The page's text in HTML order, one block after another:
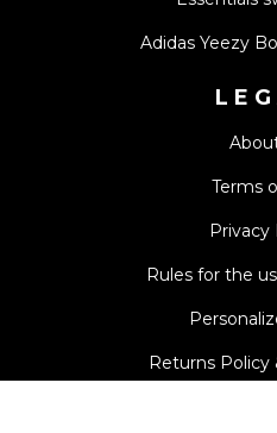
Adidas Yeezy
Terms
Privacy
Rules for the
Returns Policy